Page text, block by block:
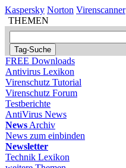
Kaspersky Norton Virenscanner
THEMEN
FREE Downloads
Antivirus Lexikon
Virenschutz Tutorial
Virenschutz Forum
Testberichte
AntiVirus News
News Archiv
News zum einbinden
Newsletter
Technik Lexikon